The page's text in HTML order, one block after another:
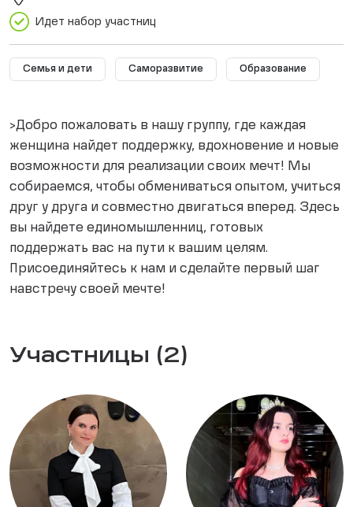
Идет набор участниц
Семья и дети Саморазвитие Образование
>Добро пожаловать в нашу группу, где каждая
женщина найдет поддержку, вдохновение и новые
возможности для реализации своих мечт! Мы
собираемся, чтобы обмениваться опытом, учиться
друг у друга и совместно двигаться вперед. Здесь
вы найдете единомышленниц, готовых
поддержать вас на пути к вашим целям.
Присоединяйтесь к нам и сделайте первый шаг
навстречу своей мечте!
Участницы (2)